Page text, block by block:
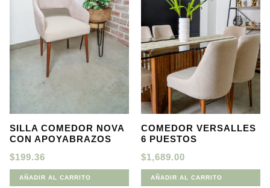
SILLA COMEDOR NOVA
CON APOYABRAZOS
$199.36
AÑADIR AL CARRITO
COMEDOR VERSALLES
6 PUESTOS
$1,689.00
AÑADIR AL CARRITO